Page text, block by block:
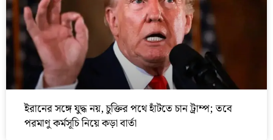
ইরানের সঙ্গে যুদ্ধ নয়, চুক্তির পথে হাঁটতে চান ট্রাম্প; তবে
পরমাণু কর্মসূচি নিয়ে কড়া বার্তা